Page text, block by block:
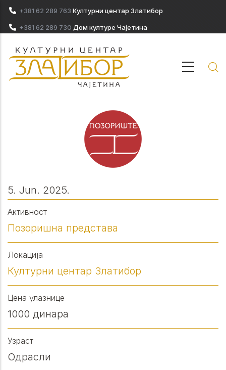
Skip to main content
+381 62 289 763 Културни центар Златибор
+381 62 289 730 Дом културе Чајетина
5. Jun. 2025.
Активност
Позоришна представа
Локација
Културни центар Златибор
Цена улазнице
1000 динара
Узраст
Одрасли